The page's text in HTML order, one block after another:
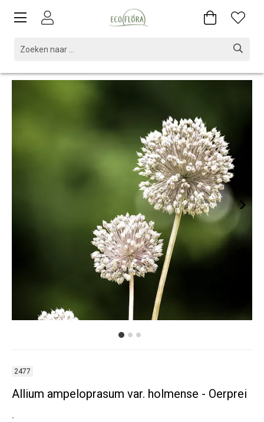
2477
Allium ampeloprasum var. holmense - Oerprei
.